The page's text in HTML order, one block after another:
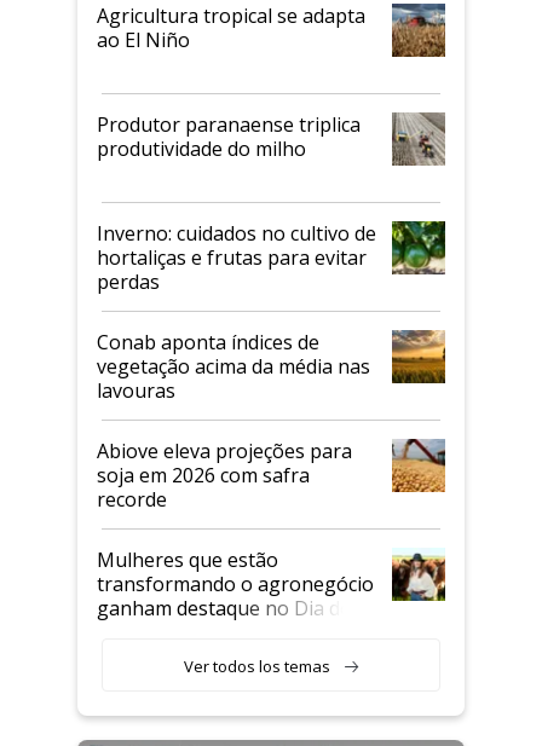
Agricultura tropical se adapta
ao El Niño
Produtor paranaense triplica
produtividade do milho
Inverno: cuidados no cultivo de
hortaliças e frutas para evitar
perdas
Conab aponta índices de
vegetação acima da média nas
lavouras
Abiove eleva projeções para
soja em 2026 com safra
recorde
Mulheres que estão
transformando o agronegócio
ganham destaque no Dia do
Ver todos los temas